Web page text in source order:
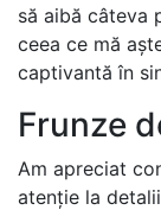
să aibă câteva
ceea ce mă
captivantă în
Frunze
Am apreciat
atenție la